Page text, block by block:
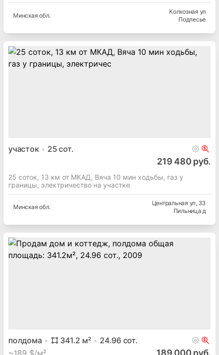
Минская обл.
Колхозная ул
Подлесье
участок 25 сот.
219 480 руб.
25 соток, 13 км от МКАД, Вяча 10 мин ходьбы, газ у
границы, электричество на участке
Минская обл.
Центральная ул, 33
Пильница д
полдома 341.2 м² 24.96сот.
189 000 руб.